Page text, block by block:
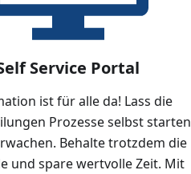
Service Portal
ist für alle da! Lass die
Prozesse selbst starten
Behalte trotzdem die
und spare wertvolle Zeit. Mit